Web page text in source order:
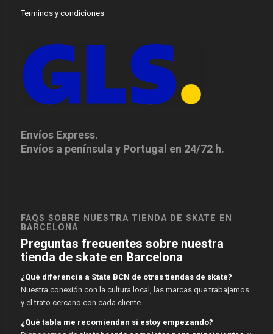
Terminos y condiciones
Envíos Express.
Envíos a península y Portugal en 24/72 h.
FAQS SOBRE NUESTRA TIENDA DE SKATE EN
BARCELONA
Preguntas frecuentes sobre nuestra
tienda de skate en Barcelona
¿Qué diferencia a State BCN de otras tiendas de skate?
Nuestra conexión con la cultura local, las marcas que trabajamos
y el trato cercano con cada cliente.
¿Qué tabla me recomiendan si estoy empezando?